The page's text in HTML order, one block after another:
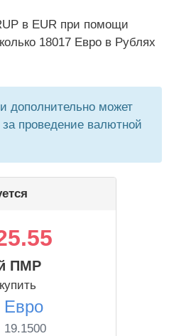
в EUR при помощи
18017 Евро в Рублях
дополнительно может
проведение валютной
ПМР
Евро
19.1500